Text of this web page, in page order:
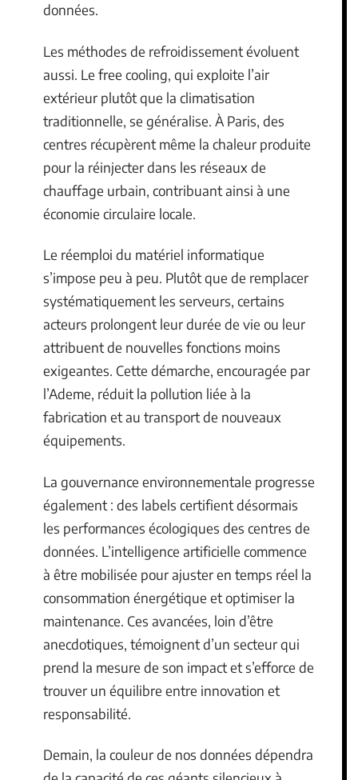
données.
Les méthodes de refroidissement évoluent
aussi. Le free cooling, qui exploite l’air
extérieur plutôt que la climatisation
traditionnelle, se généralise. À Paris, des
centres récupèrent même la chaleur produite
pour la réinjecter dans les réseaux de
chauffage urbain, contribuant ainsi à une
économie circulaire locale.
Le réemploi du matériel informatique
s’impose peu à peu. Plutôt que de remplacer
systématiquement les serveurs, certains
acteurs prolongent leur durée de vie ou leur
attribuent de nouvelles fonctions moins
exigeantes. Cette démarche, encouragée par
l’Ademe, réduit la pollution liée à la
fabrication et au transport de nouveaux
équipements.
La gouvernance environnementale progresse
également : des labels certifient désormais
les performances écologiques des centres de
données. L’intelligence artificielle commence
à être mobilisée pour ajuster en temps réel la
consommation énergétique et optimiser la
maintenance. Ces avancées, loin d’être
anecdotiques, témoignent d’un secteur qui
prend la mesure de son impact et s’efforce de
trouver un équilibre entre innovation et
responsabilité.
Demain, la couleur de nos données dépendra